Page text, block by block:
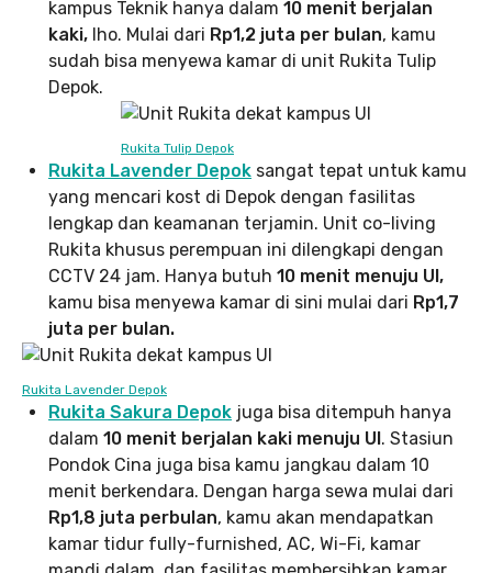
kampus Teknik hanya dalam 10 menit berjalan
kaki, lho. Mulai dari Rp1,2 juta per bulan, kamu
sudah bisa menyewa kamar di unit Rukita Tulip
Depok.
Rukita Tulip Depok
Rukita Lavender Depok sangat tepat untuk kamu
yang mencari kost di Depok dengan fasilitas
lengkap dan keamanan terjamin. Unit co-living
Rukita khusus perempuan ini dilengkapi dengan
CCTV 24 jam. Hanya butuh 10 menit menuju UI,
kamu bisa menyewa kamar di sini mulai dari Rp1,7
juta per bulan.
Rukita Lavender Depok
Rukita Sakura Depok juga bisa ditempuh hanya
dalam 10 menit berjalan kaki menuju UI. Stasiun
Pondok Cina juga bisa kamu jangkau dalam 10
menit berkendara. Dengan harga sewa mulai dari
Rp1,8 juta perbulan, kamu akan mendapatkan
kamar tidur fully-furnished, AC, Wi-Fi, kamar